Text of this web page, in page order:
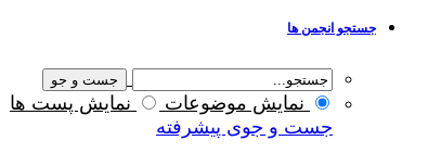
جستجو انجمن ها
نمایش موضوعات
نمایش پست ها
جست و جوی پیشرفته